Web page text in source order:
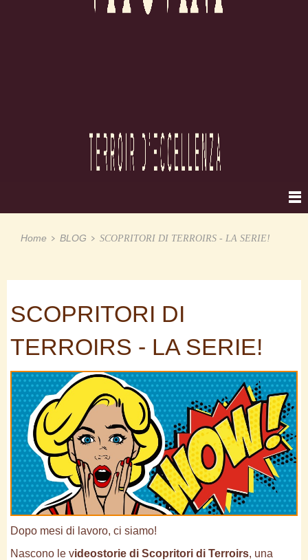
Home BLOG SCOPRITORI DI TERROIRS - LA SERIE!
SCOPRITORI DI
TERROIRS - LA SERIE!
Dopo mesi di lavoro, ci siamo!
Nascono le videostorie di Scopritori di Terroirs, una